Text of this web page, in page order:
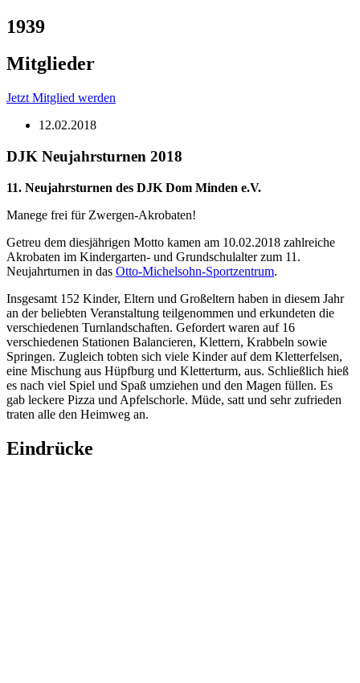
1939
Mitglieder
Jetzt Mitglied werden
12.02.2018
DJK Neujahrsturnen 2018
11. Neujahrsturnen des DJK Dom Minden e.V.
Manege frei für Zwergen-Akrobaten!
Getreu dem diesjährigen Motto kamen am 10.02.2018 zahlreiche
Akrobaten im Kindergarten- und Grundschulalter zum 11.
Neujahrturnen in das Otto-Michelsohn-Sportzentrum.
Insgesamt 152 Kinder, Eltern und Großeltern haben in diesem Jahr
an der beliebten Veranstaltung teilgenommen und erkundeten die
verschiedenen Turnlandschaften. Gefordert waren auf 16
verschiedenen Stationen Balancieren, Klettern, Krabbeln sowie
Springen. Zugleich tobten sich viele Kinder auf dem Kletterfelsen,
eine Mischung aus Hüpfburg und Kletterturm, aus. Schließlich hieß
es nach viel Spiel und Spaß umziehen und den Magen füllen. Es
gab leckere Pizza und Apfelschorle. Müde, satt und sehr zufrieden
traten alle den Heimweg an.
Eindrücke